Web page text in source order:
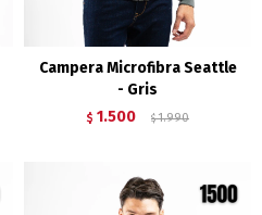
Campera Microfibra Seattle
- Gris
$ 1.500 $ 1.990